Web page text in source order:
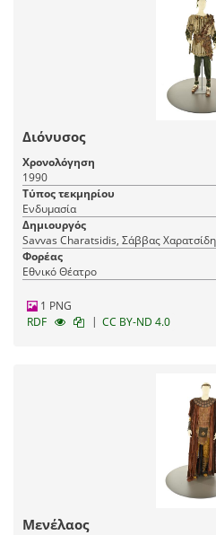
Διόνυσος
Χρονολόγηση
1990
Τύπος τεκμηρίου
Ενδυμασία
Δημιουργός
Savvas Charatsidis, Σάββας
Φορέας
Εθνικό Θέατρο
1 PNG
RDF
| CC BY-ND 4.0
Μενέλαος